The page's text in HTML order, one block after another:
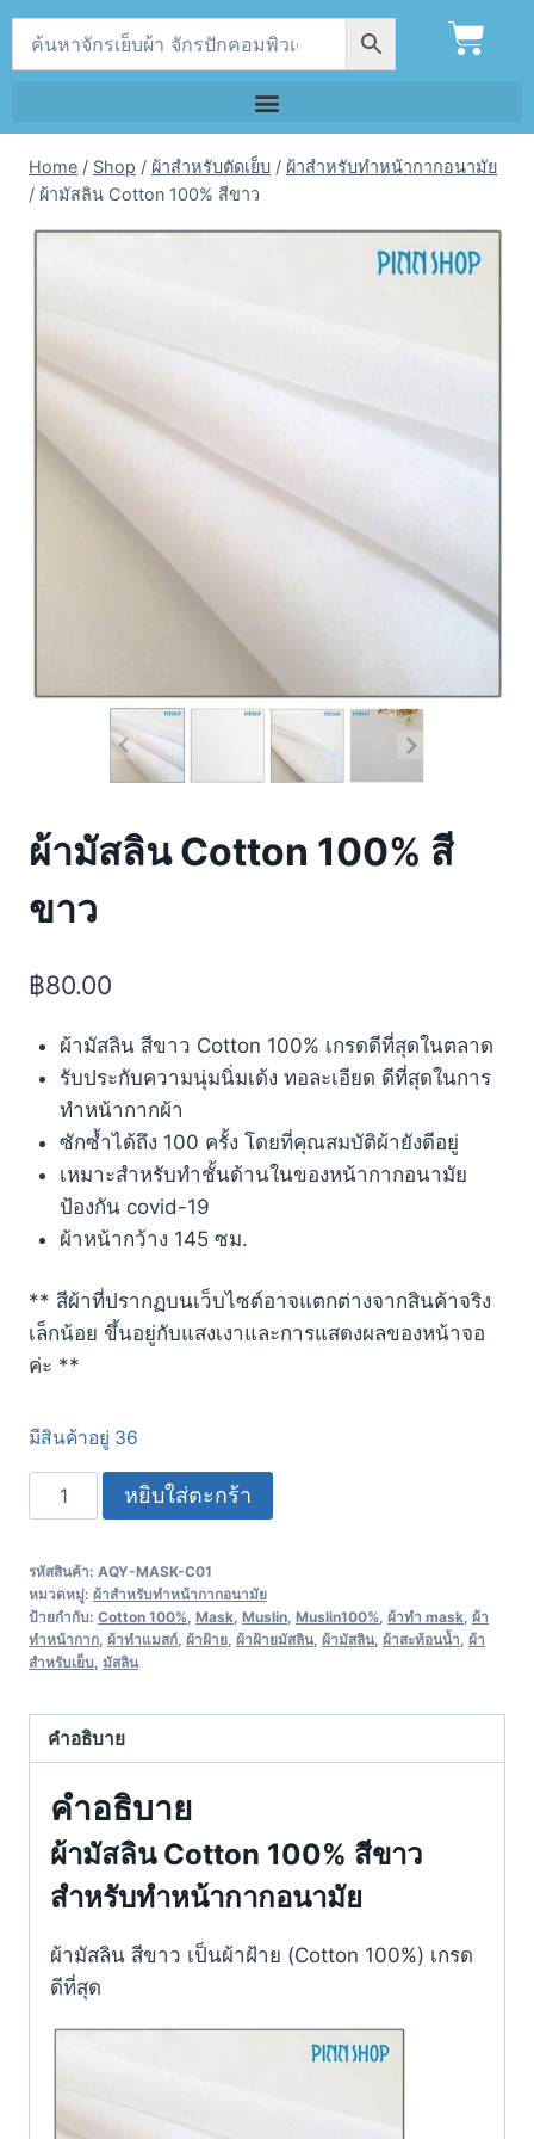
Home / Shop / ผ้าสำหรับตัดเย็บ / ผ้าสำหรับทำหน้ากากอนามัย
/ ผ้ามัสลิน Cotton 100% สีขาว
ผ้ามัสลิน Cotton 100% สี
ขาว
฿80.00
ผ้ามัสลิน สีขาว Cotton 100% เกรดดีที่สุดในตลาด
รับประกับความนุ่มนิ่มเด้ง ทอละเอียด ดีที่สุดในการ
ทำหน้ากากผ้า
ซักซ้ำได้ถึง 100 ครั้ง โดยที่คุณสมบัติผ้ายังดีอยู่
เหมาะสำหรับทำชั้นด้านในของหน้ากากอนามัย
ป้องกัน covid-19
ผ้าหน้ากว้าง 145 ซม.
** สีผ้าที่ปรากฏบนเว็บไซต์อาจแตกต่างจากสินค้าจริง
เล็กน้อย ขึ้นอยู่กับแสงเงาและการแสดงผลของหน้าจอ
ค่ะ **
มีสินค้าอยู่ 36
หยิบใส่ตะกร้า
รหัสสินค้า: AQY-MASK-C01
หมวดหมู่: ผ้าสำหรับทำหน้ากากอนามัย
ป้ายกำกับ: Cotton 100%, Mask, Muslin, Muslin100%, ผ้าทำ mask, ผ้า
ทำหน้ากาก, ผ้าทำแมสก์, ผ้าฝ้าย, ผ้าฝ้ายมัสลิน, ผ้ามัสลิน, ผ้าสะท้อนน้ำ, ผ้า
สำหรับเย็บ, มัสลิน
คำอธิบาย
คำอธิบาย
ผ้ามัสลิน Cotton 100% สีขาว
สำหรับทำหน้ากากอนามัย
ผ้ามัสลิน สีขาว เป็นผ้าฝ้าย (Cotton 100%) เกรด
ดีที่สุด